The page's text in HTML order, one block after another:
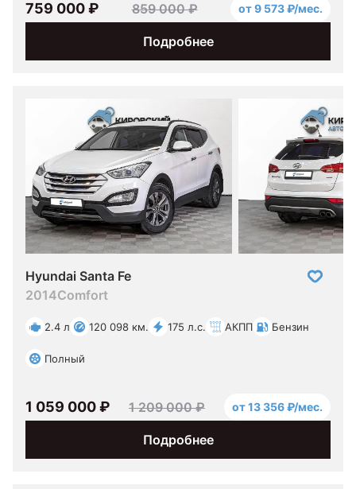
Подробнее
759 000 ₽ 859 000 ₽ от 9 573 ₽/мес.
Hyundai Santa Fe
2014Comfort
2.4 л 120 098 км. 175 л.с. АКПП Бензин
Полный
Подробнее
1 059 000 ₽ 1 209 000 ₽ от 13 356 ₽/мес.